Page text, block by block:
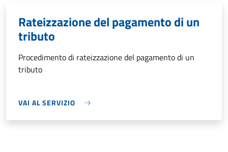
Rateizzazione del pagamento di un
tributo
Procedimento di rateizzazione del pagamento di un
tributo
VAI AL SERVIZIO